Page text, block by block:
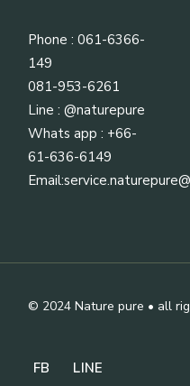
Phone : 061-6366-
149
081-953-6261
Line : @naturepure
Whats app : +66-
61-636-6149
Email:
© 2024Nature pure • all
FB LINE